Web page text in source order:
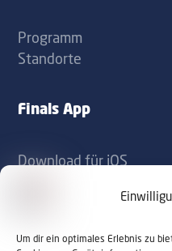
Um dir ein optimales Erlebnis zu
Programm
Standorte
Finals App
Download für iOS
Kontakt